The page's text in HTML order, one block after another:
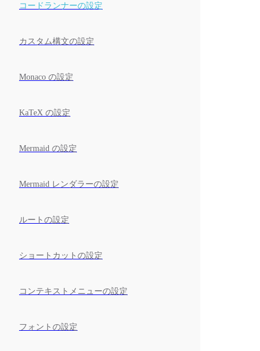
コードランナーの設定
カスタム構文の設定
Monaco の設定
KaTeX の設定
Mermaid の設定
Mermaid レンダラーの設定
ルートの設定
ショートカットの設定
コンテキストメニューの設定
フォントの設定